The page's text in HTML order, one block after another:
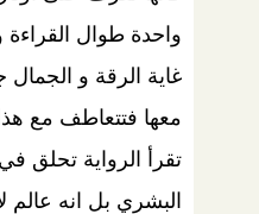
واحدة طوال
غاية الرقة و
معها فتتعاطف مع
تقرأ الرواية تحلق
البشري بل انه عالم